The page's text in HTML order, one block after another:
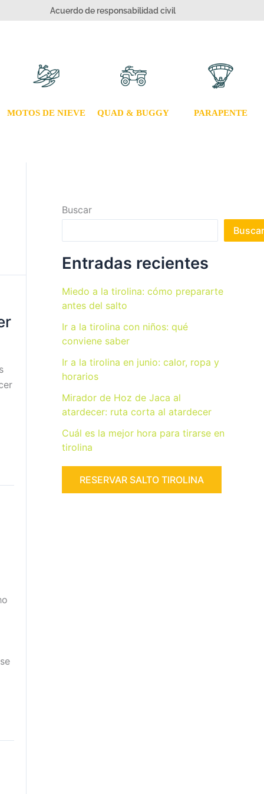
Acuerdo de responsabilidad civil
MOTOS DE NIEVE QUAD & BUGGY PARAPENTE
Buscar
Buscar
Entradas recientes
Miedo a la tirolina: cómo prepararte
antes del salto
Ir a la tirolina con niños: qué
conviene saber
Ir a la tirolina en junio: calor, ropa y
horarios
Mirador de Hoz de Jaca al
atardecer: ruta corta al atardecer
Cuál es la mejor hora para tirarse en
tirolina
RESERVAR SALTO TIROLINA